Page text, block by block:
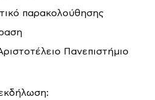
παρακολούθησης
Πανεπιστήμιο